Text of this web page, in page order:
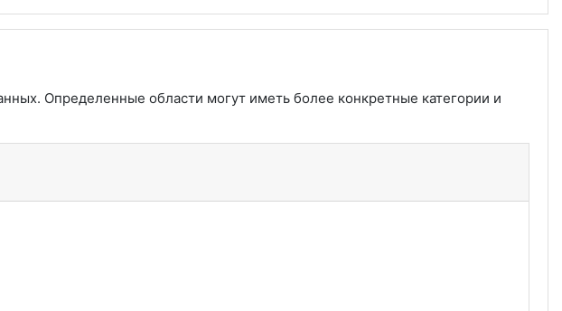
Определенные области могут иметь более конкретные категории и